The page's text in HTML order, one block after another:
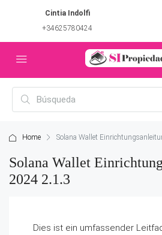
Cintia Indolfi
+34625780424
Home Solana Wallet
Solana Wallet
2024 2.1.3
Dies ist ein umfassender